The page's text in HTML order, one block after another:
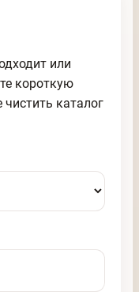
или
короткую
каталог